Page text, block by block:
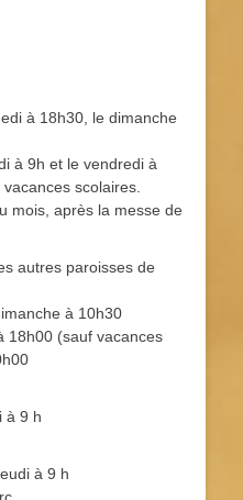
à 18h30, le dimanche
à 9h et le vendredi à
scolaires.
mois, après la messe de
autres paroisses de
à 10h30
18h00 (sauf vacances
à 9 h
à 9 h